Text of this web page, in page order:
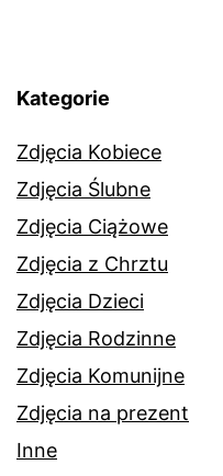
Kategorie
Zdjęcia Kobiece
Zdjęcia Ślubne
Zdjęcia Ciążowe
Zdjęcia z Chrztu
Zdjęcia Dzieci
Zdjęcia Rodzinne
Zdjęcia Komunijne
Zdjęcia na prezent
Inne